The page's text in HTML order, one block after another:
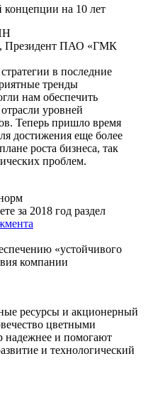
концепции на 10 лет
Президент ПАО «ГМК
в последние
тренды
нам обеспечить
уровней
Теперь пришло время
достижения еще более
роста бизнеса, так
проблем.
за 2018 год раздел
«устойчивого
компании
ресурсы и акционерный
цветными
надежнее и помогают
и технологический